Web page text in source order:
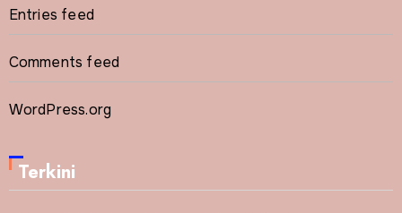
Entries feed
Comments feed
WordPress.org
Terkini